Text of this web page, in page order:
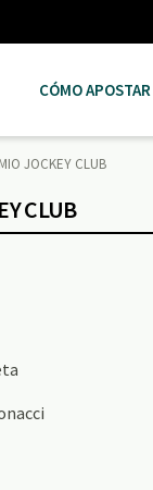
CÓMO APOSTAR
JOCKEY CLUB
CLUB